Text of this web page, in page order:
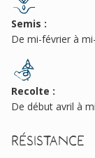
Semis :
De mi-février à
Recolte :
De début avril à
Résistance